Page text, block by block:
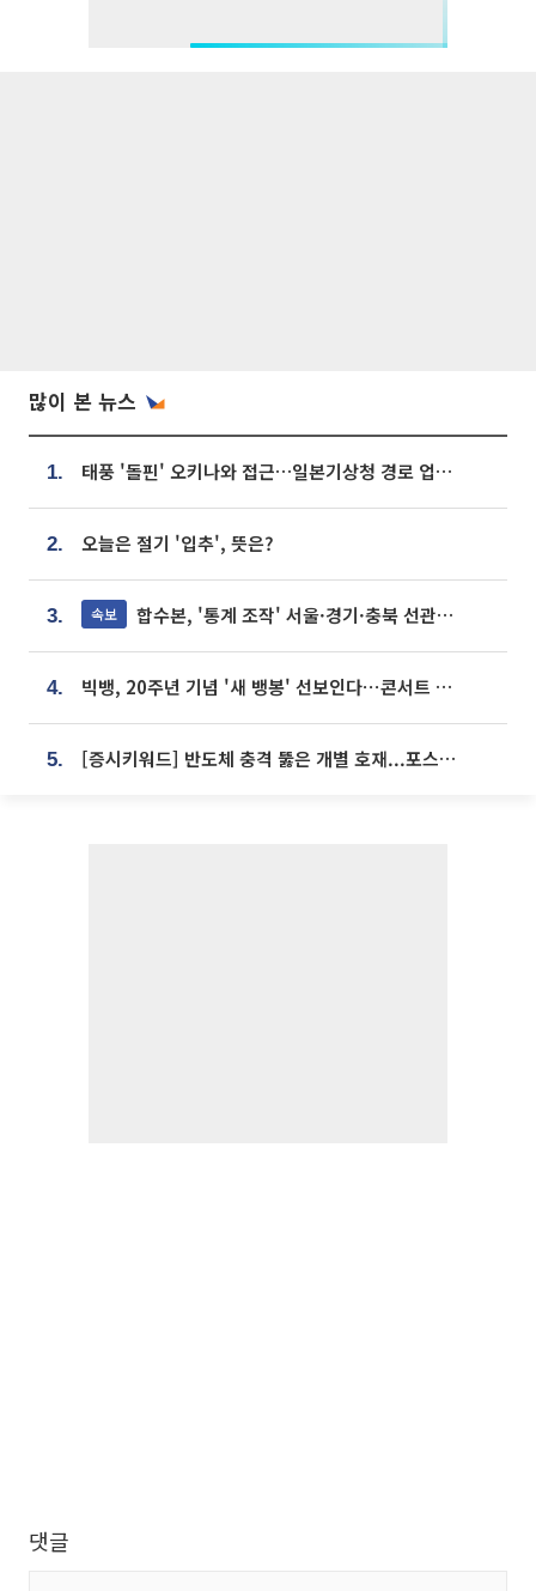
많이 본 뉴스
1. 태풍 '돌핀' 오키나와 접근…일본기상청 경로 업데이트
2. 오늘은 절기 '입추', 뜻은?
3. 속보 합수본, '통계 조작' 서울·경기·충북 선관위 등 추가 압수수색
4. 빅뱅, 20주년 기념 '새 뱅봉' 선보인다⋯콘서트 앞두고 팝업 개최
5. [증시키워드] 반도체 충격 뚫은 개별 호재...포스코퓨처엠·에코프로·한화솔루션 '눈길'
댓글